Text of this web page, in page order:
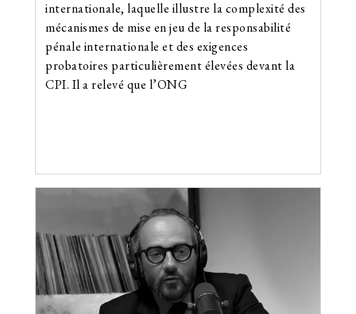
internationale, laquelle illustre la complexité des
mécanismes de mise en jeu de la responsabilité
pénale internationale et des exigences
probatoires particulièrement élevées devant la
CPI. Il a relevé que l’ONG